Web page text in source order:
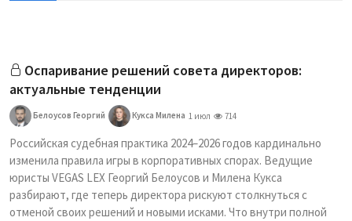
Оспаривание решений совета директоров:
актуальные тенденции
Белоусов Георгий Кукса Милена 1 июл 714
Российская судебная практика 2024–2026 годов кардинально
изменила правила игры в корпоративных спорах. Ведущие
юристы VEGAS LEX Георгий Белоусов и Милена Кукса
разбирают, где теперь директора рискуют столкнуться с
отменой своих решений и новыми исками. Что внутри полной